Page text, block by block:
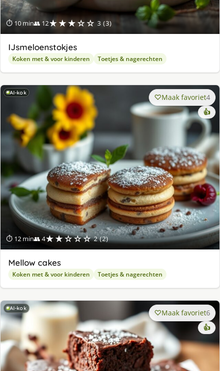
⏱ 10 min👥 12★★★☆☆ 3 (3)
IJsmeloenstokjes
Koken met & voor kinderen Toetjes & nagerechten
AI-kok
⏱ 12 min👥 4★★☆☆☆ 2 (2)
Maak favoriet4
👍
Mellow cakes
Koken met & voor kinderen Toetjes & nagerechten
AI-kok Maak favoriet6
👍